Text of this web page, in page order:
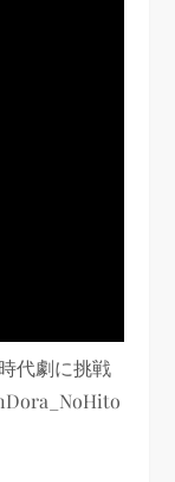
代劇に挑戦